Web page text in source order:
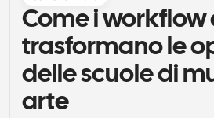
Programmazione
Flussi di lavoro
Automatizzare la
Blog
Rimani aggiornato con le
Come i workflow
trasformano le
delle scuole di
arte